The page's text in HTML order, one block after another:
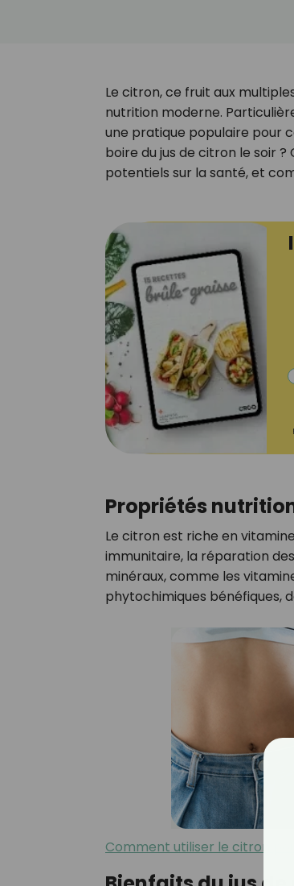
Le citron, ce fruit aux
nutrition moderne.
une pratique populaire pour
boire du jus de citron le soir
potentiels sur la santé, et
Propriétés
Le citron est riche en
immunitaire, la réparation
minéraux, comme les
phytochimiques bénéfiques,
Comment utiliser le citron